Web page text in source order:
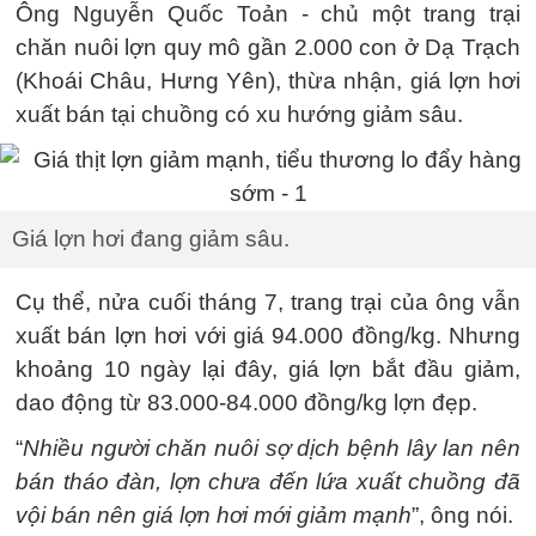
Ông Nguyễn Quốc Toản - chủ một trang trại
chăn nuôi lợn quy mô gần 2.000 con ở Dạ Trạch
(Khoái Châu, Hưng Yên), thừa nhận, giá lợn hơi
xuất bán tại chuồng có xu hướng giảm sâu.
Giá lợn hơi đang giảm sâu.
Cụ thể, nửa cuối tháng 7, trang trại của ông vẫn
xuất bán lợn hơi với giá 94.000 đồng/kg. Nhưng
khoảng 10 ngày lại đây, giá lợn bắt đầu giảm,
dao động từ 83.000-84.000 đồng/kg lợn đẹp.
“Nhiều người chăn nuôi sợ dịch bệnh lây lan nên
bán tháo đàn, lợn chưa đến lứa xuất chuồng đã
vội bán nên giá lợn hơi mới giảm mạnh”, ông nói.